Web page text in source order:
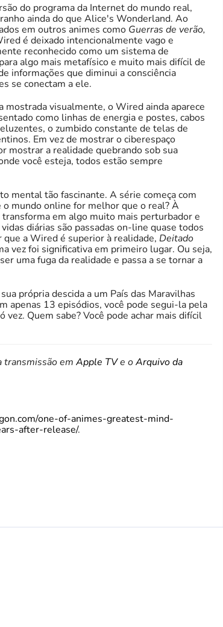
do programa da Internet do mundo real,
ainda do que Alice's Wonderland. Ao
em outros animes como Guerras de verão,
é deixado intencionalmente vago e
reconhecido como um sistema de
algo mais metafísico e muito mais difícil de
informações que diminui a consciência
se conectam a ele.
mostrada visualmente, o Wired ainda aparece
como linhas de energia e postes, cabos
o zumbido constante de telas de
Em vez de mostrar o ciberespaço
mostrar a realidade quebrando sob sua
você esteja, todos estão sempre
mental tão fascinante. A série começa com
mundo online for melhor que o real? À
em algo muito mais perturbador e
diárias são passadas on-line quase todos
a Wired é superior à realidade, Deitado
vez foi significativa em primeiro lugar. Ou seja,
uma fuga da realidade e passa a se tornar a
própria descida a um País das Maravilhas
apenas 13 episódios, você pode segui-la pela
Quem sabe? Você pode achar mais difícil
transmissão em Apple TVe oArquivo da
one-of-animes-greatest-mind-
after-release/.